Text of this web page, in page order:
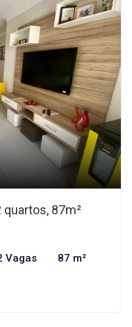
87m²
Vagas 87 m²